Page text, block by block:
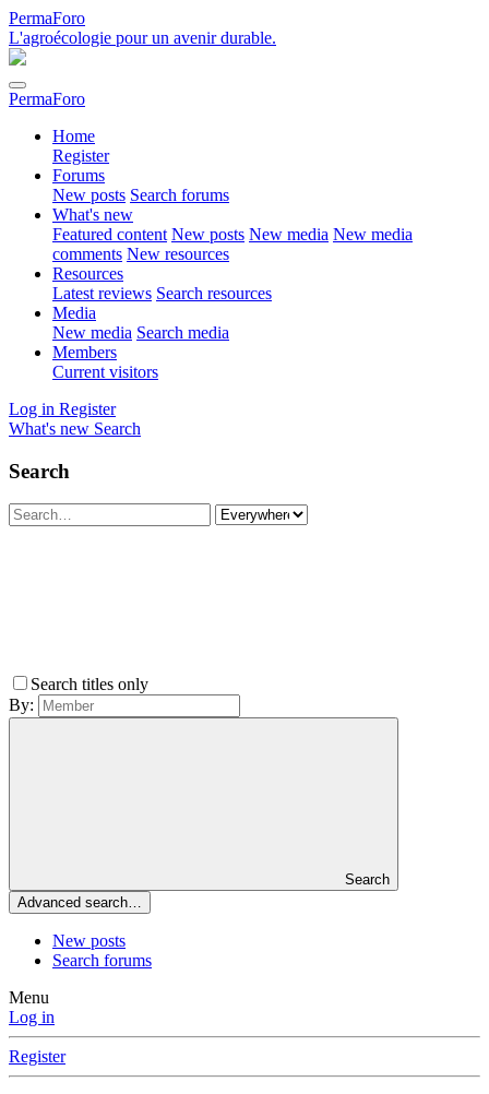
PermaForo
L'agroécologie pour un avenir durable.
PermaForo
Home
Register
Forums
New posts Search forums
What's new
Featured content New posts New media New media
comments New resources
Resources
Latest reviews Search resources
Media
New media Search media
Members
Current visitors
Log in Register
What's new Search
Search
Search titles only
By:
Search
Advanced search…
New posts
Search forums
Menu
Log in
Register